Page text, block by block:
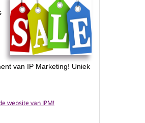
van IP Marketing! Uniek
website van IPM!